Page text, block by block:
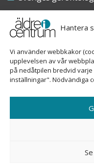
Hantera
Vi använder webbkakor
upplevelsen av vår
på nedåtpilen bredvid
inställningar". Nödvändiga
Riksföreningen för
demensvård
Nationellt